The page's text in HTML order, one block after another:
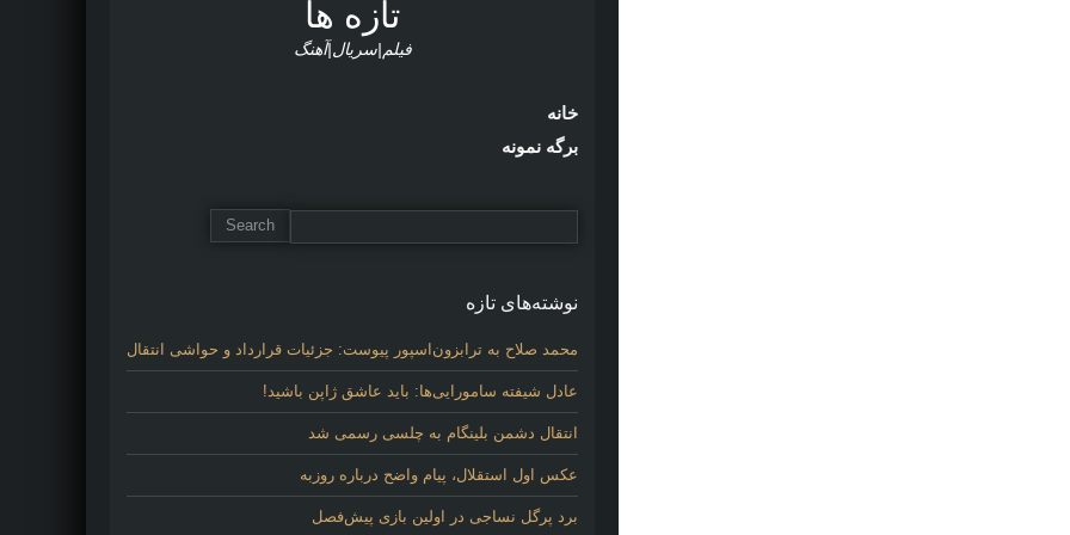
تازه ها
فیلم|سریال|آهنگ
خانه
برگه نمونه
نوشته‌های تازه
محمد صلاح به ترابزون‌اسپور پیوست: جزئیات قرارداد و حواشی انتقال
عادل شیفته سامورایی‌ها: باید عاشق ژاپن باشید!
انتقال دشمن بلینگام به چلسی رسمی شد
عکس اول استقلال، پیام واضح درباره روزبه
برد پرگل نساجی در اولین بازی پیش‌فصل